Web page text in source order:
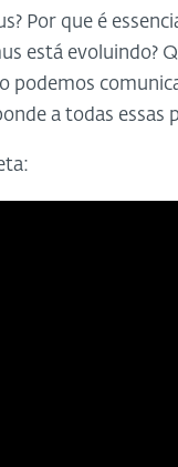
Por que é
está evoluindo?
podemos
a todas essas